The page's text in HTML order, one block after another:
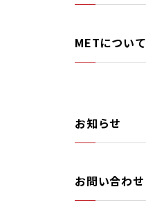
METについて
お知らせ
お問い合わせ